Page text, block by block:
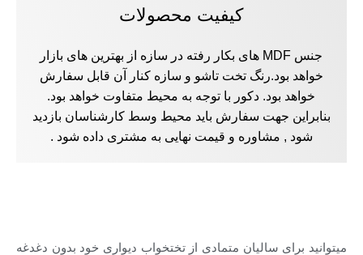
کیفیت محصولات
جنس MDF های بکار رفته در سازه از بهترین های بازار
خواهد بود.رنگ تخت تاشو و سازه کنار آن قابل سفارش
خواهد بود. دکور با توجه به محیط متفاوت خواهد بود.
بنابراین جهت سفارش باید محیط وسط کارشناسان بازدید
شود , مشاوره و قیمت نهایی به مشتری داده شود .
میتوانید برای سالیان متمادی از تختخواب دیواری خود بدون دغدغه